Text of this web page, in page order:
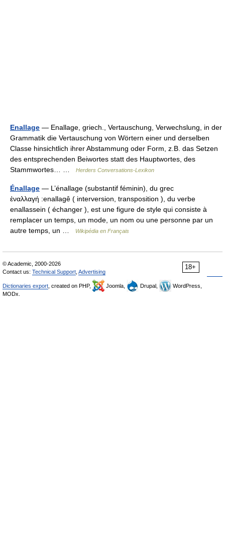
Enallage — Enallage, griech., Vertauschung, Verwechslung, in der
Grammatik die Vertauschung von Wörtern einer und derselben
Classe hinsichtlich ihrer Abstammung oder Form, z.B. das Setzen
des entsprechenden Beiwortes statt des Hauptwortes, des
Stammwortes… …
Herders Conversations-Lexikon
Énallage — L’énallage (substantif féminin), du grec
ἐναλλαγή :enallagê ( interversion, transposition ), du verbe
enallassein ( échanger ), est une figure de style qui consiste à
remplacer un temps, un mode, un nom ou une personne par un
autre temps, un …
Wikipédia en Français
18+
© Academic, 2000-2026
Contact us: Technical Support Advertising
Dictionaries export , created on PHP, Joomla, Drupal,
WordPress,
MODx.